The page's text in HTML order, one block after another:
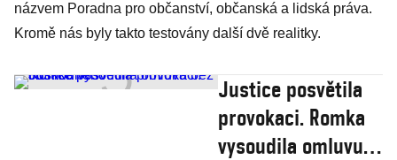
názvem Poradna pro občanství, občanská a lidská práva.
Kromě nás byly takto testovány další dvě realitky.
Justice posvětila
provokaci. Romka
vysoudila omluvu